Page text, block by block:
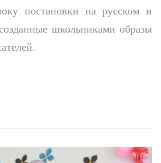
постановки на русском и
школьниками образы